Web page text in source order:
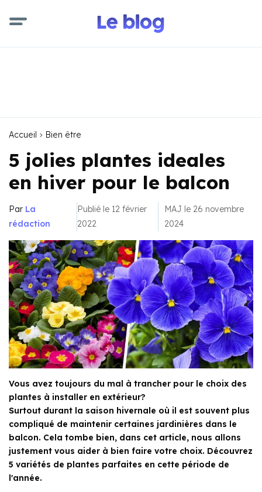
Accueil Bien être
5 jolies plantes ideales
en hiver pour le balcon
Par La
rédaction
Publié le 12 février
2022
MAJ le 26 novembre
2024
Vous avez toujours du mal à trancher pour le choix des
plantes à installer en extérieur?
Surtout durant la saison hivernale où il est souvent plus
compliqué de maintenir certaines jardinières dans le
balcon. Cela tombe bien, dans cet article, nous allons
justement vous aider à bien faire votre choix. Découvrez
5 variétés de plantes parfaites en cette période de
l'année.